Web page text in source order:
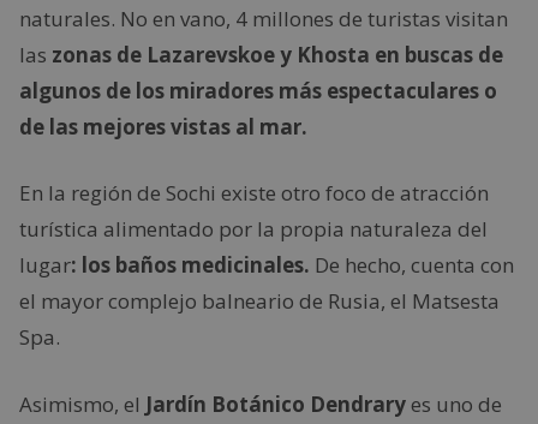
naturales. No en vano, 4 millones de turistas visitan
las zonas de Lazarevskoe y Khosta en buscas de
algunos de los miradores más espectaculares o
de las mejores vistas al mar.
En la región de Sochi existe otro foco de atracción
turística alimentado por la propia naturaleza del
lugar: los baños medicinales. De hecho, cuenta con
el mayor complejo balneario de Rusia, el Matsesta
Spa.
Asimismo, el Jardín Botánico Dendraryes uno de